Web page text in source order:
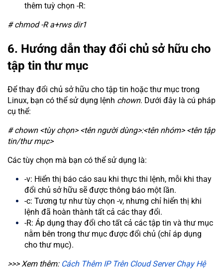
thêm tuỳ chọn -R:
# chmod -R a+rws dir1
6. Hướng dẫn thay đổi chủ sở hữu cho
tập tin thư mục
Để thay đổi chủ sở hữu cho tập tin hoặc thư mục trong
Linux, bạn có thể sử dụng lệnh chown. Dưới đây là cú pháp
cụ thể:
# chown <tùy chọn> <tên người dùng>:<tên nhóm> <tên tập
tin/thư mục>
Các tùy chọn mà bạn có thể sử dụng là:
-v: Hiển thị báo cáo sau khi thực thi lệnh, mỗi khi thay
đổi chủ sở hữu sẽ được thông báo một lần.
-c: Tương tự như tùy chọn -v, nhưng chỉ hiển thị khi
lệnh đã hoàn thành tất cả các thay đổi.
-R: Áp dụng thay đổi cho tất cả các tập tin và thư mục
nằm bên trong thư mục được đổi chủ (chỉ áp dụng
cho thư mục).
>>> Xem thêm: Cách Thêm IP Trên Cloud Server Chạy Hệ